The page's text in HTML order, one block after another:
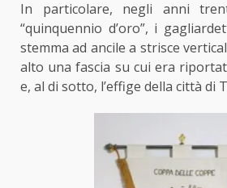
In particolare, negli anni
“quinquennio d’oro”, i
stemma ad ancile a strisce
alto una fascia su cui era
e, al di sotto, l’effige della città di